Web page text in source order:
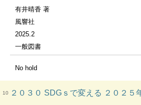
有井晴香 著
風響社
2025.2
一般図書
No hold
10 ２０３０ SDGｓで変える ２０２５